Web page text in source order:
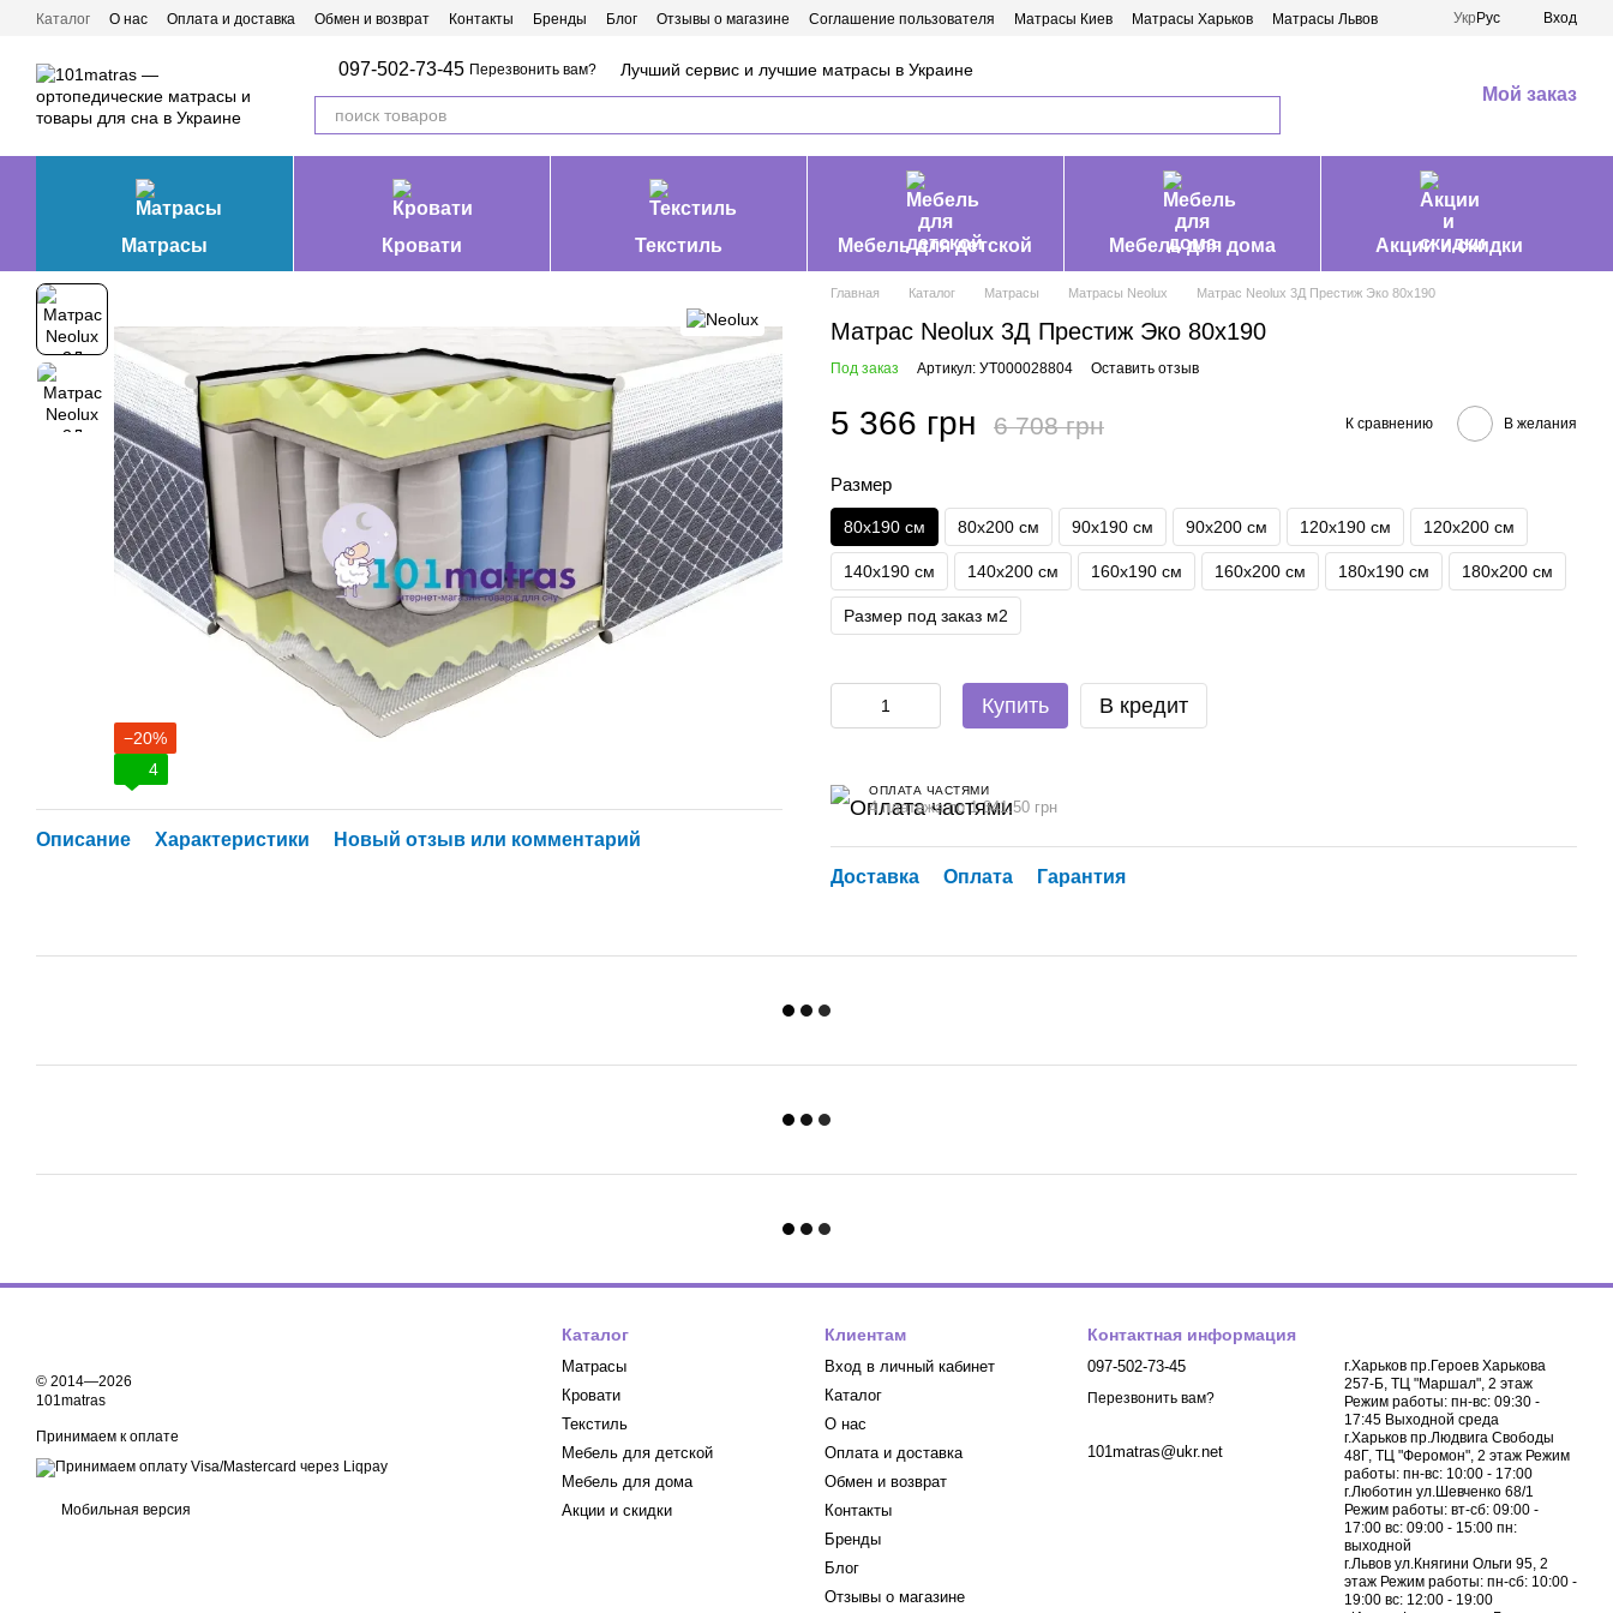
Перейти к основному контенту
Каталог О нас Оплата и доставка Обмен и возврат Контакты Бренды Блог Отзывы о магазине Соглашение пользователя Матрасы Киев Матрасы Харьков
Матрасы Львов
Укр Рус Вход
097-502-73-45 Перезвонить вам? Лучший сервис и лучшие матрасы в Украине
Мой заказ
Матрасы Кровати Текстиль Мебель для детской Мебель для дома Акции и скидки
−20%
4
Описание Характеристики Новый отзыв или комментарий
Главная Каталог Матрасы Матрасы Neolux Матрас Neolux 3Д Престиж Эко 80х190
Матрас Neolux 3Д Престиж Эко 80х190
Под заказ Артикул: УТ000028804 Оставить отзыв
5 366 грн 6 708 грн К сравнению В желания
Размер
80х190 см 80х200 см 90х190 см 90х200 см 120х190 см 120х200 см
140х190 см 140х200 см 160х190 см 160х200 см 180х190 см 180х200 см
Размер под заказ м2
Купить В кредит
ОПЛАТА ЧАСТЯМИ
4 платежа по 1 341.50 грн
Доставка Оплата Гарантия
© 2014—2026
101matras
Принимаем к оплате
Мобильная версия
Каталог
Матрасы
Кровати
Текстиль
Мебель для детской
Мебель для дома
Акции и скидки
Клиентам
Вход в личный кабинет
Каталог
О нас
Оплата и доставка
Обмен и возврат
Контакты
Бренды
Блог
Отзывы о магазине
Контактная информация
097-502-73-45
Перезвонить вам?
101matras@ukr.net
г.Харьков пр.Героев Харькова
257-Б, ТЦ "Маршал", 2 этаж
Режим работы: пн-вс: 09:30 -
17:45 Выходной среда
г.Харьков пр.Людвига Свободы
48Г, ТЦ "Феромон", 2 этаж Режим
работы: пн-вс: 10:00 - 17:00
г.Люботин ул.Шевченко 68/1
Режим работы: вт-сб: 09:00 -
17:00 вс: 09:00 - 15:00 пн:
выходной
г.Львов ул.Княгини Ольги 95, 2
этаж Режим работы: пн-сб: 10:00 -
19:00 вс: 12:00 - 19:00